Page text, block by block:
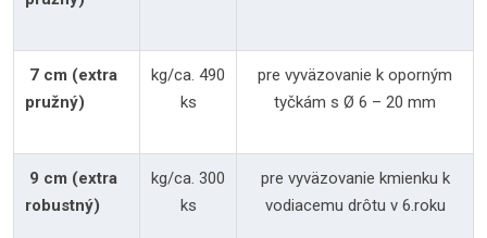
7 cm (extra
pružný)
kg/ca. 490
ks
pre vyväzovanie k oporným
tyčkám s Ø 6 – 20 mm
9 cm (extra
robustný)
kg/ca. 300
ks
pre vyväzovanie kmienku k
vodiacemu drôtu v 6.roku